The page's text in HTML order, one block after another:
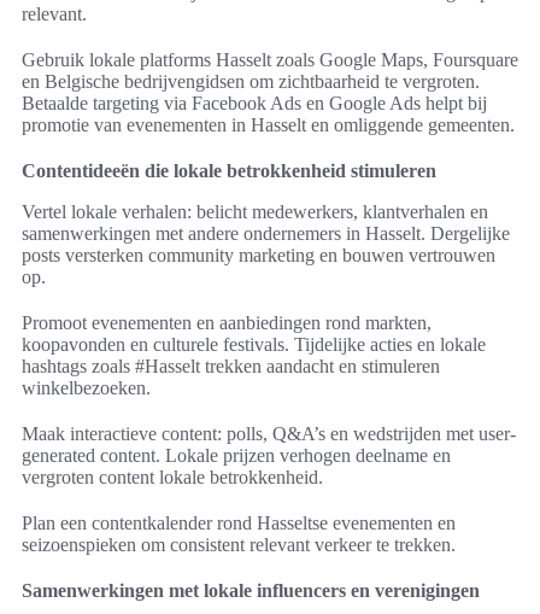
relevant.
Gebruik lokale platforms Hasselt zoals Google Maps, Foursquare
en Belgische bedrijvengidsen om zichtbaarheid te vergroten.
Betaalde targeting via Facebook Ads en Google Ads helpt bij
promotie van evenementen in Hasselt en omliggende gemeenten.
Contentideeën die lokale betrokkenheid stimuleren
Vertel lokale verhalen: belicht medewerkers, klantverhalen en
samenwerkingen met andere ondernemers in Hasselt. Dergelijke
posts versterken community marketing en bouwen vertrouwen
op.
Promoot evenementen en aanbiedingen rond markten,
koopavonden en culturele festivals. Tijdelijke acties en lokale
hashtags zoals #Hasselt trekken aandacht en stimuleren
winkelbezoeken.
Maak interactieve content: polls, Q&A’s en wedstrijden met user-
generated content. Lokale prijzen verhogen deelname en
vergroten content lokale betrokkenheid.
Plan een contentkalender rond Hasseltse evenementen en
seizoenspieken om consistent relevant verkeer te trekken.
Samenwerkingen met lokale influencers en verenigingen